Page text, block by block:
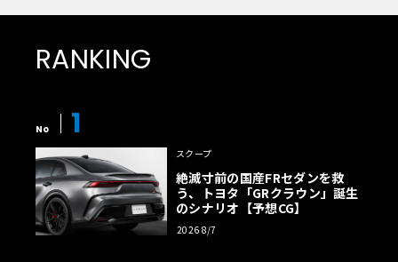
RANKING
No 1
スクープ
絶滅寸前の国産FRセダンを救
う、トヨタ「GRクラウン」誕生
のシナリオ【予想CG】
2026 8/7